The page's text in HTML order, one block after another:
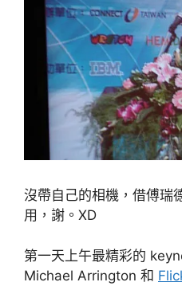
沒帶自己的相機，借傅瑞
用，謝。XD
第一天上午最精彩的
Michael Arrington 和